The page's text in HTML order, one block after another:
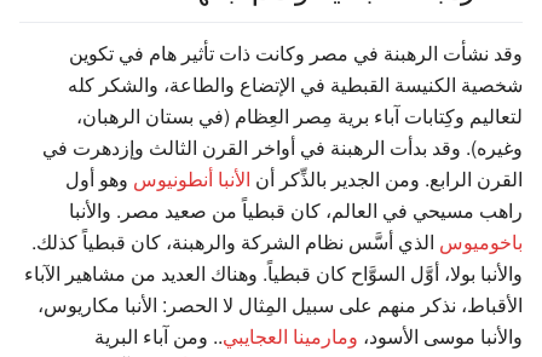
وقد نشأت الرهبنة في مصر وكانت ذات تأثير هام في تكوين
شخصية الكنيسة القبطية في الإتضاع والطاعة، والشكر كله
لتعاليم وكِتابات آباء برية مِصر العِظام (في بستان الرهبان،
وغيره). وقد بدأت الرهبنة في أواخر القرن الثالث وإزدهرت في
القرن الرابع. ومن الجدير بالذِّكر أن الأنبا أنطونيوس وهو أول
راهب مسيحي في العالم، كان قبطياً من صعيد مصر. والأنبا
باخوميوس الذي أسَّس نظام الشركة والرهبنة، كان قبطياً كذلك.
والأنبا بولا، أوَّل السوَّاح كان قبطياً. وهناك العديد من مشاهير الآباء
الأقباط، نذكر منهم على سبيل المِثال لا الحصر: الأنبا مكاريوس،
والأنبا موسى الأسود، ومارمينا العجايبي.. ومن آباء البرية